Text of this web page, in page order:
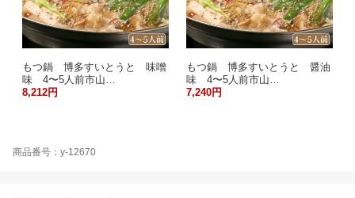
もつ鍋 博多すいとうと 味噌
味 4〜5人前市山…
8,212円
もつ鍋 博多すいとうと 醤油
味 4〜5人前市山…
7,240円
商品番号：y-12670